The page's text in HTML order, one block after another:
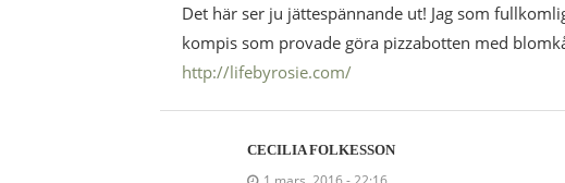
Det här ser ju jättespännande ut! Jag som
kompis som provade göra pizzabotten med
http://lifebyrosie.com/
CECILIA FOLKESSON